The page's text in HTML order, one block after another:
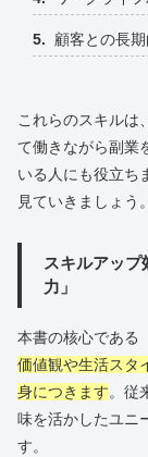
顧客との長
これらのスキルは
て働きながら副業
いる人にも役立ち
見ていきましょう。
スキルアップ
力」
本書の核心である
価値観や生活スタ
身につきます。従
味を活かしたユニ
す。